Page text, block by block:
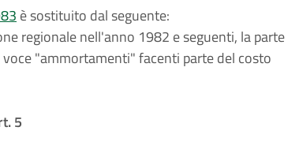
è sostituito dal seguente:
regionale nell'anno 1982 e seguenti, la parte
"ammortamenti" facenti parte del costo
5